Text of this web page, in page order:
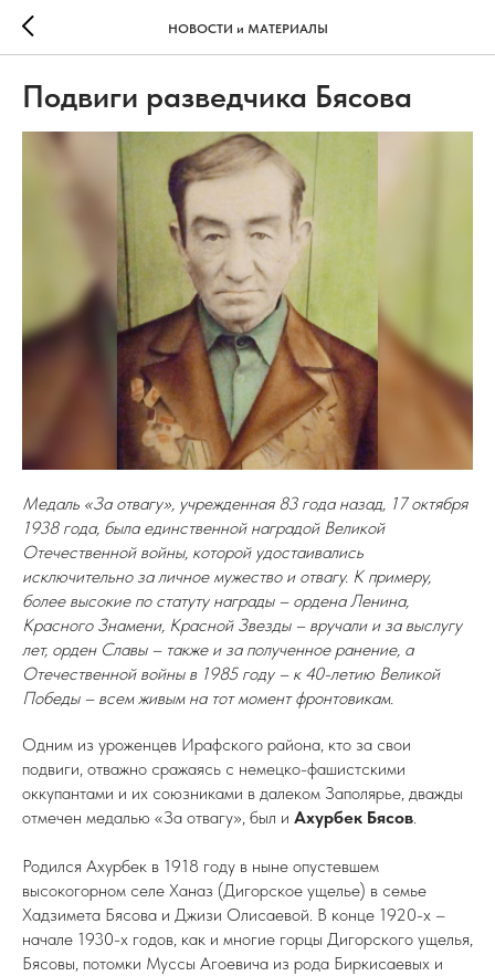
НОВОСТИ и МАТЕРИАЛЫ
Подвиги разведчика Бясова
Медаль «За отвагу», учрежденная 83 года назад, 17 октября
1938 года, была единственной наградой Великой
Отечественной войны, которой удостаивались
исключительно за личное мужество и отвагу. К примеру,
более высокие по статуту награды – ордена Ленина,
Красного Знамени, Красной Звезды – вручали и за выслугу
лет, орден Славы – также и за полученное ранение, а
Отечественной войны в 1985 году – к 40-летию Великой
Победы – всем живым на тот момент фронтовикам.
Одним из уроженцев Ирафского района, кто за свои
подвиги, отважно сражаясь с немецко-фашистскими
оккупантами и их союзниками в далеком Заполярье, дважды
отмечен медалью «За отвагу», был и Ахурбек Бясов.
Родился Ахурбек в 1918 году в ныне опустевшем
высокогорном селе Ханаз (Дигорское ущелье) в семье
Хадзимета Бясова и Джизи Олисаевой. В конце 1920-х –
начале 1930-х годов, как и многие горцы Дигорского ущелья,
Бясовы, потомки Муссы Агоевича из рода Биркисаевых и